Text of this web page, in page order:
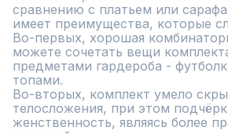
сравнению с платьем или
имеет преимущества, которые
Во-первых, хорошая
можете сочетать вещи
предметами гардероба -
топами.
Во-вторых, комплект умело
телосложения, при этом
женственность, являясь более